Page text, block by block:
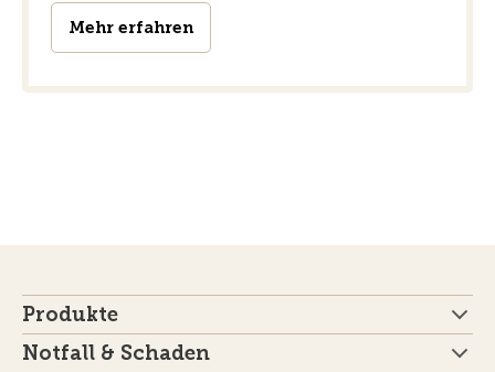
Mehr erfahren
Produkte
Notfall & Schaden